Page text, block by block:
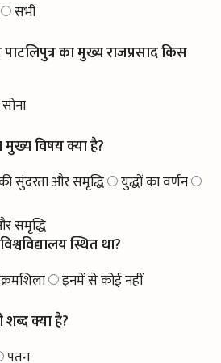
सभी
का मुख्य राजप्रसाद किस
सोना
मुख्य विषय क्या है?
सुंदरता और समृद्धि
युद्धों का वर्णन
समृद्धि
स्थित था?
इनमें से कोई नहीं
शब्द क्या है?
पतन